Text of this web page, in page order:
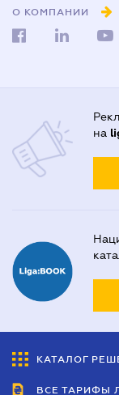
О КОМПАНИИ
на
КАТАЛОГ
ВСЕ ТАРИФЫ